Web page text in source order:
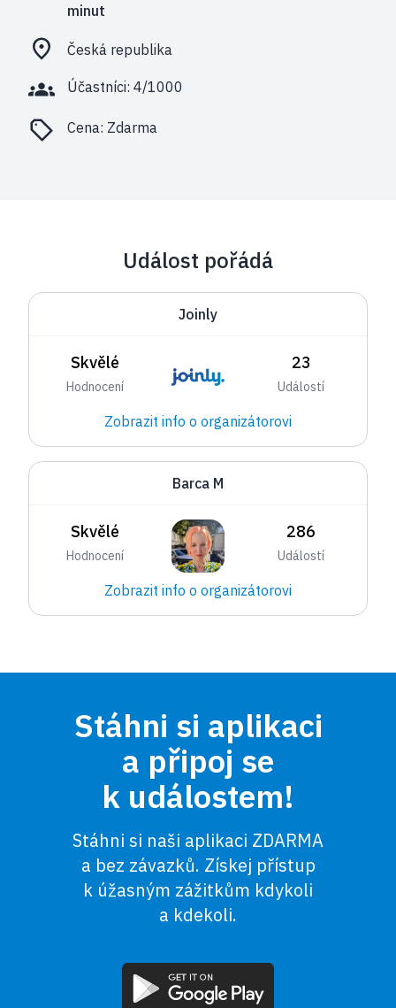
minut
Česká republika
Účastníci: 4/1000
Cena: Zdarma
Událost pořádá
Joinly
Skvělé
Hodnocení
23
Událostí
Zobrazit info o organizátorovi
Barca M
Skvělé
Hodnocení
286
Událostí
Zobrazit info o organizátorovi
Stáhni si aplikaci
a připoj se
k událostem!
Stáhni si naši aplikaci ZDARMA
a bez závazků. Získej přístup
k úžasným zážitkům kdykoli
a kdekoli.